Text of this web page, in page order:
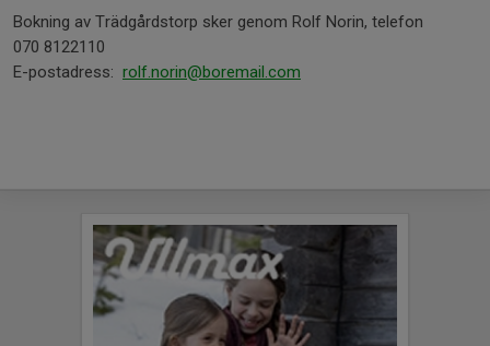
Bokning av Trädgårdstorp sker genom Rolf Norin, telefon
070 8122110
E-postadress: rolf.norin@boremail.com